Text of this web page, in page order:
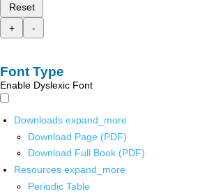
Reset
+
-
Font Type
Enable Dyslexic Font
Downloads expand_more
Download Page (PDF)
Download Full Book (PDF)
Resources expand_more
Periodic Table